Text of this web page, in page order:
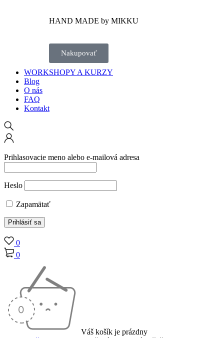
HAND MADE by MIKKU
Nakupovať
WORKSHOPY A KURZY
Blog
O nás
FAQ
Kontakt
Prihlasovacie meno alebo e-mailová adresa
Heslo
Zapamätať
0
0
Váš košík je prázdny